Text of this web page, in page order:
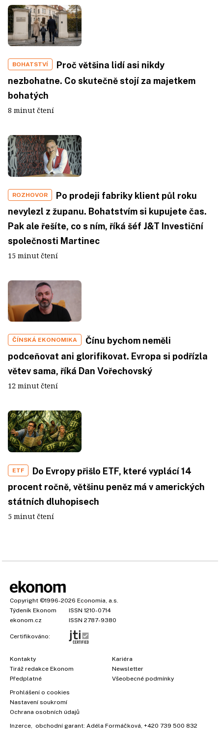
BOHATSTVÍ
Proč většina lidí asi nikdy
nezbohatne. Co skutečně stojí za majetkem
bohatých
8 minut čtení
ROZHOVOR
Po prodeji fabriky klient půl roku
nevylezl z županu. Bohatstvím si kupujete čas.
Pak ale řešíte, co s ním, říká šéf J&T Investiční
společnosti Martinec
15 minut čtení
ČÍNSKÁ EKONOMIKA
Čínu bychom neměli
podceňovat ani glorifikovat. Evropa si podřízla
větev sama, říká Dan Vořechovský
12 minut čtení
ETF
Do Evropy přišlo ETF, které vyplácí 14
procent ročně, většinu peněz má v amerických
státních dluhopisech
5 minut čtení
Copyright ©1996-2026 Economia, a.s.
Týdeník Ekonom
ISSN 1210-0714
ekonom.cz
ISSN 2787-9380
Certifikováno:
Kontakty
Tiráž redakce Ekonom
Předplatné
Kariéra
Newsletter
Všeobecné podmínky
Prohlášení o cookies
Nastavení soukromí
Ochrana osobních údajů
Inzerce , obchodní garant: Adéla Formáčková +420 739 500 832